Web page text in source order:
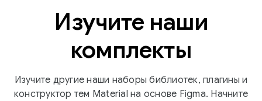
Изучите наши
комплекты
Изучите другие наши наборы библиотек, плагины и
конструктор тем Material на основе Figma. Начните